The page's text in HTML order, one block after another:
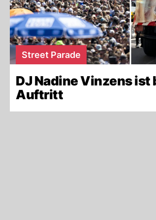
Street Parade
DJ Nadine Vinzens
Auftritt